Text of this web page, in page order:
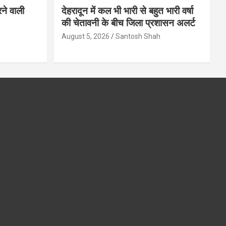
वाली
देहरादून में कल भी भारी से बहुत भारी वर्षा
की चेतावनी के बीच जिला प्रशासन अलर्ट
August 5, 2026 Santosh Shah